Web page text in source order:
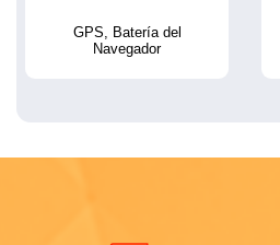
GPS, Batería del
Navegador